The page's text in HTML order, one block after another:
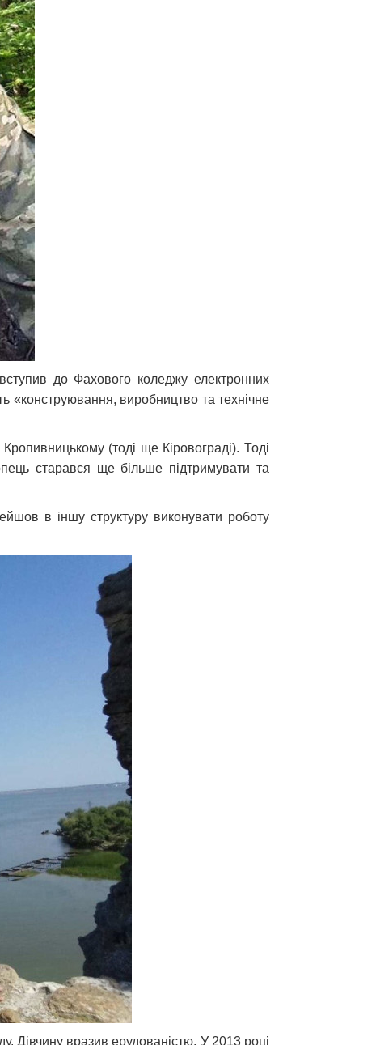
до Фахового коледжу електронних
«конструювання, виробництво та технічне
(тоді ще Кіровограді). Тоді
старався ще більше підтримувати та
в іншу структуру виконувати роботу
Дівчину вразив ерудованістю. У 2013 році